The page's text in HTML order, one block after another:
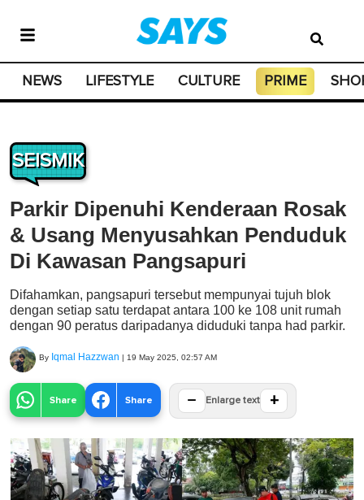
NEWS LIFESTYLE CULTURE PRIME
SEISMIK
Parkir Dipenuhi Kenderaan Rosak
& Usang Menyusahkan Penduduk
Di Kawasan Pangsapuri
Difahamkan, pangsapuri tersebut mempunyai tujuh blok
dengan setiap satu terdapat antara 100 ke 108 unit rumah
dengan 90 peratus daripadanya diduduki tanpa had parkir.
By Iqmal Hazzwan | 19 May 2025, 02:57 AM
Share Share − Enlarge text +